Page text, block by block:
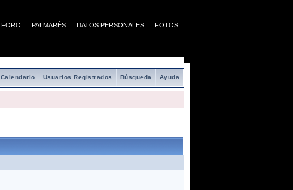
FORO PALMARÉS DATOS PERSONALES FOTOS
Ayuda
Búsqueda
Usuarios Registrados
Calendario